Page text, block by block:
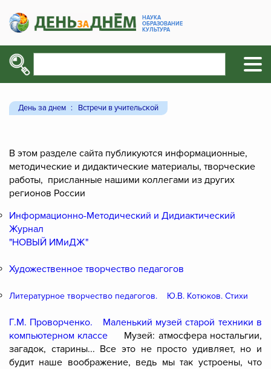
НАУКА
ОБРАЗОВАНИЕ
КУЛЬТУРА
День за днем Встречи в учительской
В этом разделе сайта публикуются информационные,
методические и дидактические материалы, творческие
работы, присланные нашими коллегами из других
регионов России
Информационно-Методический и Дидиактический
Журнал
"НОВЫЙ ИМиДЖ"
Художественное творчество педагогов
Литературное творчество педагогов. Ю.В. Котюков. Стихи
Г.М. Проворченко. Маленький музей старой техники в
компьютерном классе Музей: атмосфера ностальгии,
загадок, старины... Все это не просто удивляет, но и
будит наше воображение, ведь мы так устроены, что